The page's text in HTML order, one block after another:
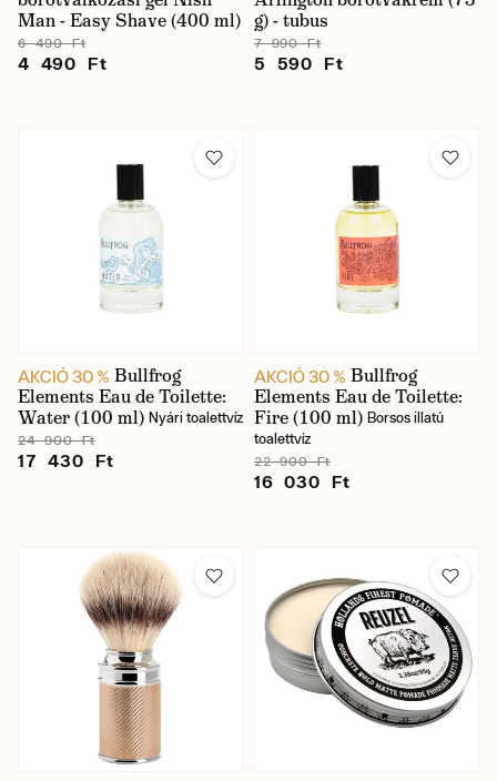
Man - Easy Shave (400 ml)
6 490 Ft
4 490 Ft
g) - tubus
7 990 Ft
5 590 Ft
AKCIÓ 30 % Bullfrog
Elements Eau de Toilette:
Water (100 ml) Nyári toalettvíz
24 900 Ft
17 430 Ft
AKCIÓ 30 % Bullfrog
Elements Eau de Toilette:
Fire (100 ml) Borsos illatú
toalettvíz
22 900 Ft
16 030 Ft